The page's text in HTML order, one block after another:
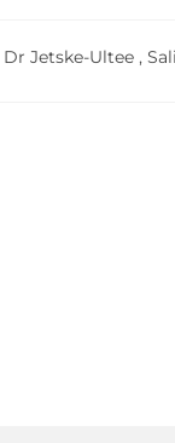
Dr Jetske-Ultee ,